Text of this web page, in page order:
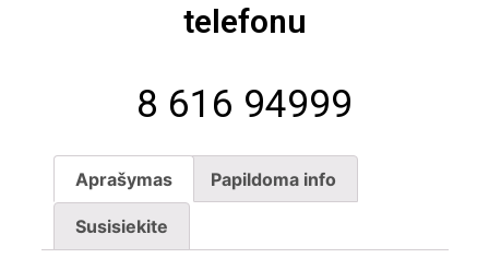
telefonu
8 616 94999
Aprašymas Papildoma info
Susisiekite